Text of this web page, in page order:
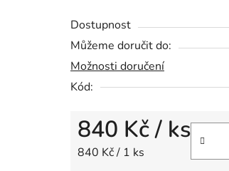
je
0,0
z
5
Dostupnost
Můžeme doručit do:
Možnosti doručení
Kód:
840 Kč/ ks
Měrná cena:
840 Kč / 1 ks